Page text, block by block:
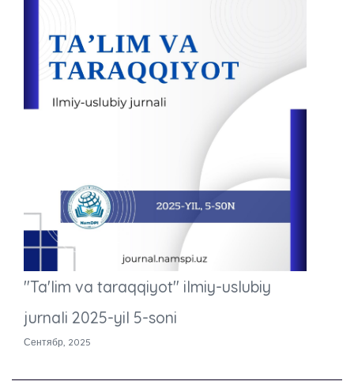
"Ta'lim va taraqqiyot" ilmiy-uslubiy
jurnali 2025-yil 5-soni
Сентябр, 2025